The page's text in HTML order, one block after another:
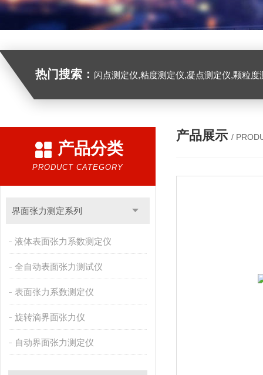
热门搜索： 闪点测定仪,粘度测定仪,凝点测定仪,颗粒
产品分类
PRODUCT CATEGORY
界面张力测定系列
液体表面张力系数测定仪
全自动表面张力测试仪
表面张力系数测定仪
旋转滴界面张力仪
自动界面张力测定仪
产品展示 /